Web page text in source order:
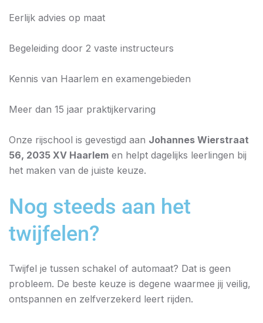
Eerlijk advies op maat
Begeleiding door 2 vaste instructeurs
Kennis van Haarlem en examengebieden
Meer dan 15 jaar praktijkervaring
Onze rijschool is gevestigd aan Johannes Wierstraat
56, 2035 XV Haarlem en helpt dagelijks leerlingen bij
het maken van de juiste keuze.
Nog steeds aan het
twijfelen?
Twijfel je tussen schakel of automaat? Dat is geen
probleem. De beste keuze is degene waarmee jij veilig,
ontspannen en zelfverzekerd leert rijden.